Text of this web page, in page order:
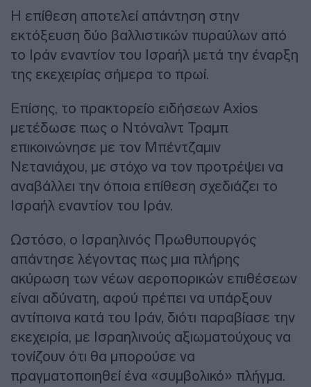
Η επίθεση αποτελεί απάντηση στην
εκτόξευση δύο βαλλιστικών πυραύλων από
το Ιράν εναντίον του Ισραήλ μετά την έναρξη
της εκεχειρίας σήμερα το πρωί.
Επίσης, το πρακτορείο ειδήσεων Axios
μετέδωσε πως ο Ντόναλντ Τραμπ
επικοινώνησε με τον Μπέντζαμιν
Νετανιάχου, με στόχο να τον προτρέψει να
αναβάλλει την όποια επίθεση σχεδιάζει το
Ισραήλ εναντίον του Ιράν.
Ωστόσο, ο Ισραηλινός Πρωθυπουργός
απάντησε λέγοντας πως μια πλήρης
ακύρωση των νέων αεροπορικών επιθέσεων
είναι αδύνατη, αφού πρέπει να υπάρξουν
αντίποινα κατά του Ιράν, διότι παραβίασε την
εκεχειρία, με Ισραηλινούς αξιωματούχους να
τονίζουν ότι θα μπορούσε να
πραγματοποιηθεί ένα «συμβολικό» πλήγμα.